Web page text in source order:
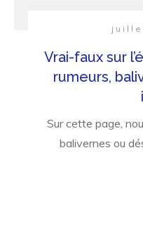
Vrai-faux sur
rumeurs,
Sur cette page,
balivernes ou